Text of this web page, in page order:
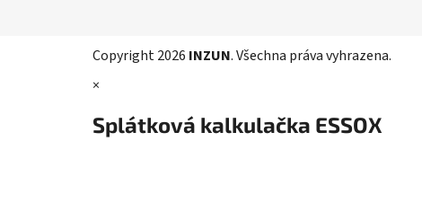
Copyright 2026 INZUN. Všechna práva vyhrazena.
×
Splátková kalkulačka ESSOX